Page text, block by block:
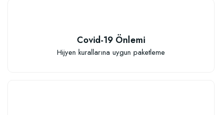
Covid-19 Önlemi
Hijyen kurallarına uygun paketleme